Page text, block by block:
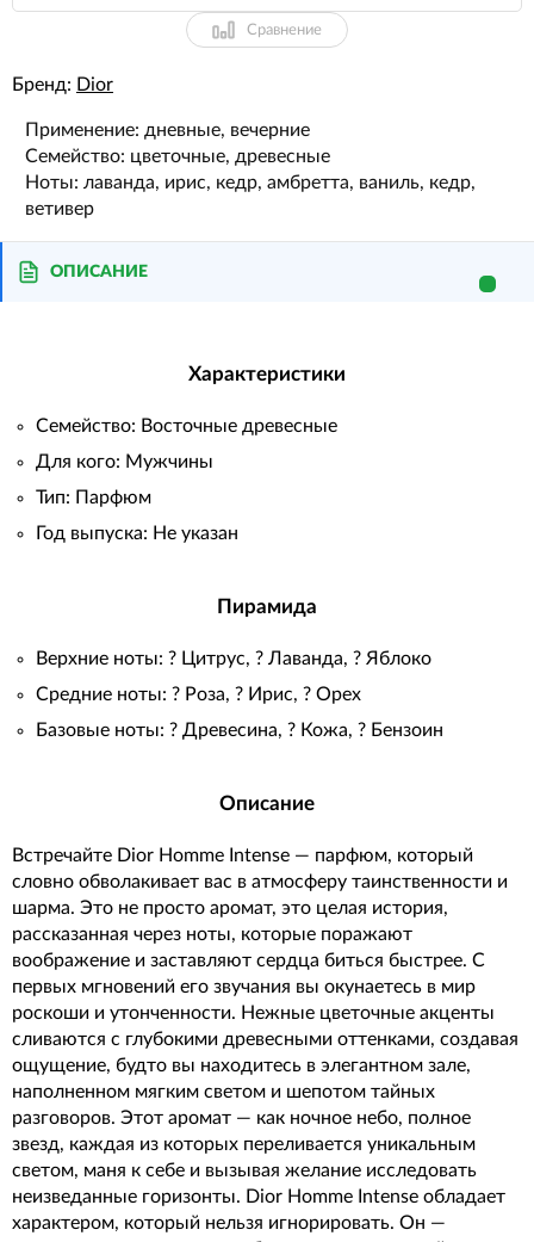
Сравнение
Бренд: Dior
Применение: дневные, вечерние
Семейство: цветочные, древесные
Ноты: лаванда, ирис, кедр, амбретта, ваниль, кедр,
ветивер
ОПИСАНИЕ
Характеристики
Семейство: Восточные древесные
Для кого: Мужчины
Тип: Парфюм
Год выпуска: Не указан
Пирамида
Верхние ноты: ? Цитрус, ? Лаванда, ? Яблоко
Средние ноты: ? Роза, ? Ирис, ? Орех
Базовые ноты: ? Древесина, ? Кожа, ? Бензоин
Описание
Встречайте Dior Homme Intense — парфюм, который
словно обволакивает вас в атмосферу таинственности и
шарма. Это не просто аромат, это целая история,
рассказанная через ноты, которые поражают
воображение и заставляют сердца биться быстрее. С
первых мгновений его звучания вы окунаетесь в мир
роскоши и утонченности. Нежные цветочные акценты
сливаются с глубокими древесными оттенками, создавая
ощущение, будто вы находитесь в элегантном зале,
наполненном мягким светом и шепотом тайных
разговоров. Этот аромат — как ночное небо, полное
звезд, каждая из которых переливается уникальным
светом, маня к себе и вызывая желание исследовать
неизведанные горизонты. Dior Homme Intense обладает
характером, который нельзя игнорировать. Он —